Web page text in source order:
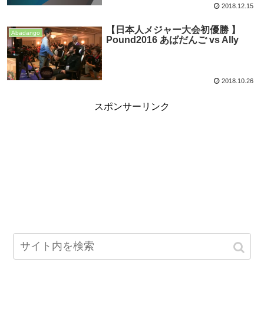
2018.12.15
Abadango
【日本人メジャー大会初優勝 】
Pound2016 あばだんご vs Ally
2018.10.26
スポンサーリンク